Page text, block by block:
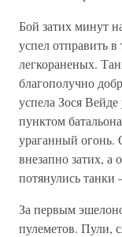
Бой затих минут
успел отправить
легкораненых.
благополучно
успела Зося
пунктом
ураганный огонь.
внезапно затих, а
потянулись
За первым
пулеметов. Пули,